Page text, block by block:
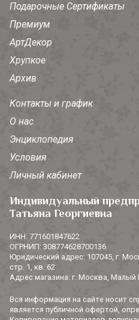
Подарочные Сертификаты
Премиум
АртДекор
Хрупкое
Архив
Контакты и график
О нас
Энциклопедия
Условия
Личный кабинет
Индивидуальный
Татьяна Георгиевна
ИНН: 771601847622
ОГРНИП: 308774628700136
Юридический адрес: 107045, г.
стр. 1, кв. 62
Адрес магазина: г. Москва, Малый
Вся информация на сайте носит
является публичной офертой,